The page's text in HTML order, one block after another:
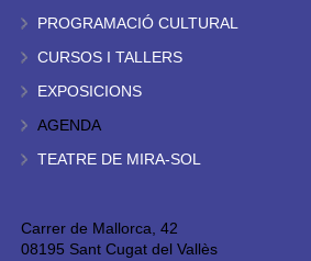
PROGRAMACIÓ CULTURAL
CURSOS I TALLERS
EXPOSICIONS
AGENDA
TEATRE DE MIRA-SOL
Carrer de Mallorca, 42
08195 Sant Cugat del Vallès